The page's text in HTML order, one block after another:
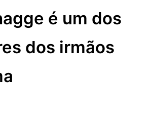
é um dos
dos irmãos